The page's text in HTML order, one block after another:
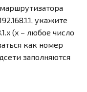
укажите
(x – любое число
как номер
заполняются